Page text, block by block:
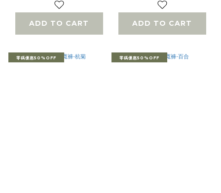
ADD TO CART ADD TO CART
零碼優惠50%OFF 零碼優惠50%OFF